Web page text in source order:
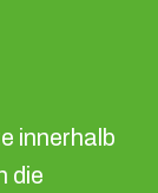
innerhalb
die